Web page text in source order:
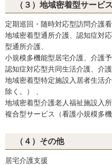
（３）地域密着型サービス
定期巡回・随時対応型訪問介護
地域密着型通所介護、認知症対
型通所介護、
小規模多機能型居宅介護、介護
認知症対応型共同生活介護、介
地域密着型特定施設入居者生活
除く。） 、
地域密着型介護老人福祉施設入所
複合型サービス（看護小規模多機
（４）その他
居宅介護支援